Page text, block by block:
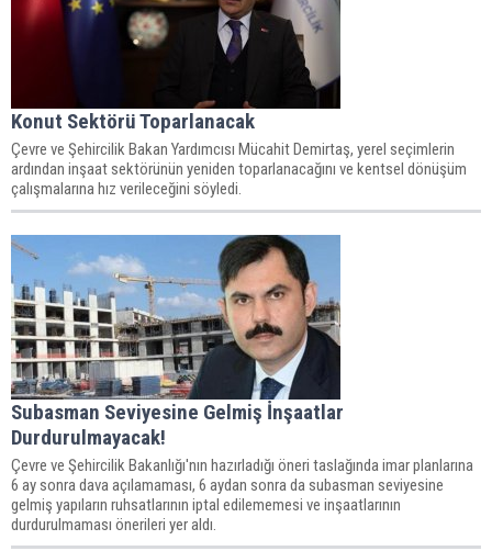
Konut Sektörü Toparlanacak
Çevre ve Şehircilik Bakan Yardımcısı Mücahit Demirtaş, yerel seçimlerin
ardından inşaat sektörünün yeniden toparlanacağını ve kentsel dönüşüm
çalışmalarına hız verileceğini söyledi.
Subasman Seviyesine Gelmiş İnşaatlar
Durdurulmayacak!
Çevre ve Şehircilik Bakanlığı'nın hazırladığı öneri taslağında imar planlarına
6 ay sonra dava açılamaması, 6 aydan sonra da subasman seviyesine
gelmiş yapıların ruhsatlarının iptal edilememesi ve inşaatlarının
durdurulmaması önerileri yer aldı.